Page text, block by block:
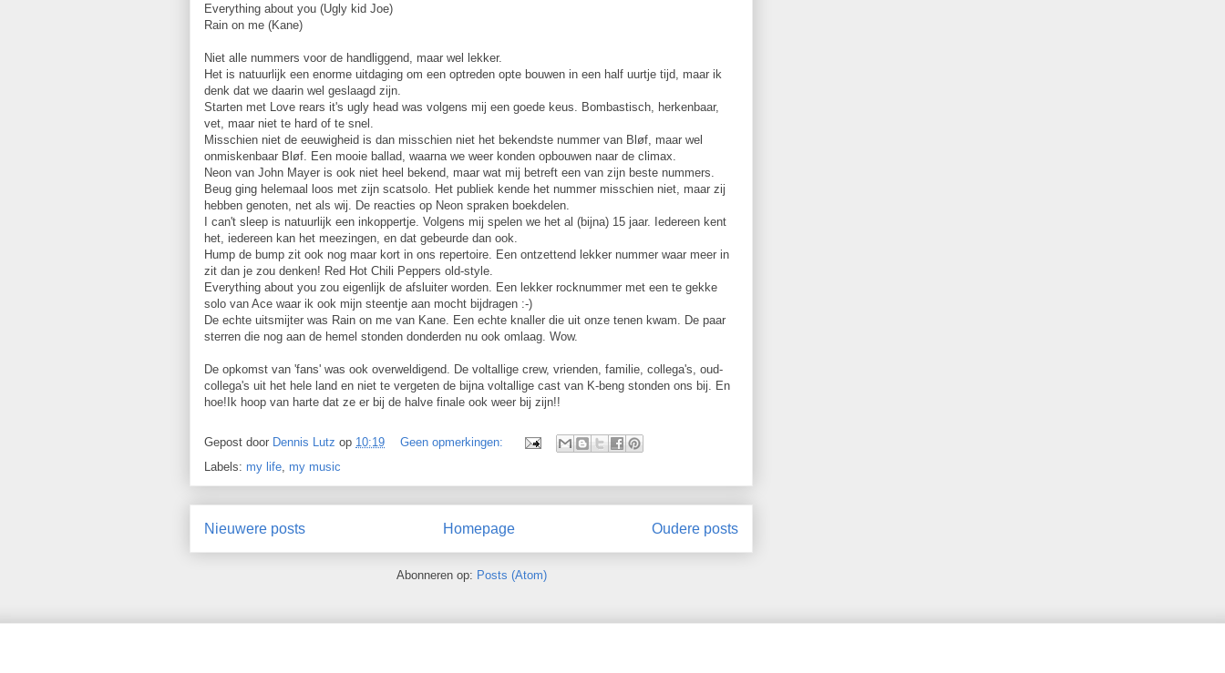
Everything about you (Ugly kid Joe)
Rain on me (Kane)
Niet alle nummers voor de handliggend, maar wel lekker.
Het is natuurlijk een enorme uitdaging om een optreden opte bouwen in een half uurtje tijd, maar ik
denk dat we daarin wel geslaagd zijn.
Starten met Love rears it's ugly head was volgens mij een goede keus. Bombastisch, herkenbaar,
vet, maar niet te hard of te snel.
Misschien niet de eeuwigheid is dan misschien niet het bekendste nummer van Bløf, maar wel
onmiskenbaar Bløf. Een mooie ballad, waarna we weer konden opbouwen naar de climax.
Neon van John Mayer is ook niet heel bekend, maar wat mij betreft een van zijn beste nummers.
Beug ging helemaal loos met zijn scatsolo. Het publiek kende het nummer misschien niet, maar zij
hebben genoten, net als wij. De reacties op Neon spraken boekdelen.
I can't sleep is natuurlijk een inkoppertje. Volgens mij spelen we het al (bijna) 15 jaar. Iedereen kent
het, iedereen kan het meezingen, en dat gebeurde dan ook.
Hump de bump zit ook nog maar kort in ons repertoire. Een ontzettend lekker nummer waar meer in
zit dan je zou denken! Red Hot Chili Peppers old-style.
Everything about you zou eigenlijk de afsluiter worden. Een lekker rocknummer met een te gekke
solo van Ace waar ik ook mijn steentje aan mocht bijdragen :-)
De echte uitsmijter was Rain on me van Kane. Een echte knaller die uit onze tenen kwam. De paar
sterren die nog aan de hemel stonden donderden nu ook omlaag. Wow.
De opkomst van 'fans' was ook overweldigend. De voltallige crew, vrienden, familie, collega's, oud-
collega's uit het hele land en niet te vergeten de bijna voltallige cast van K-beng stonden ons bij. En
hoe!Ik hoop van harte dat ze er bij de halve finale ook weer bij zijn!!
Gepost door Dennis Lutz op 10:19
Geen opmerkingen:
Labels: my life, my music
Nieuwere posts Oudere posts
Homepage
Abonneren op: Posts (Atom)